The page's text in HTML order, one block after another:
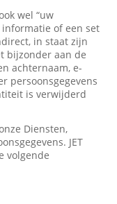
wel “uw
informatie of een set
in staat zijn
bijzonder aan de
achternaam, e-
persoonsgegevens
is verwijderd
Diensten,
JET
volgende